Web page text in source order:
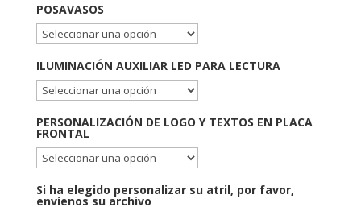
POSAVASOS
ILUMINACIÓN AUXILIAR LED PARA LECTURA
PERSONALIZACIÓN DE LOGO Y TEXTOS EN PLACA
FRONTAL
Si ha elegido personalizar su atril, por favor,
envíenos su archivo